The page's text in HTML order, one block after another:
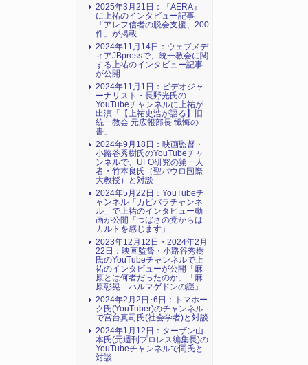
2025年3月21日：『AERA』
に上祐のインタビュー記事
「アレフ信者の脱会支援、200
件」が掲載
2024年11月14日：ウェブメデ
ィアJBpressで、統一教会に関
する上祐のインタビュー記事
が公開
2024年11月1日：ビデオジャ
ーナリスト・長野光氏の
YouTubeチャンネルに上祐が
出演「【上祐史浩が語る】旧
統一教会 元広報部長 懺悔の
書」
2024年9月18日：映画監督・
小路谷秀樹氏のYouTubeチャ
ンネルで、UFO研究の第一人
者・竹本良氏（聖パウロ国際
大教授）と対談
2024年5月22日：YouTubeチ
ャンネル「カピバラチャンネ
ル」で上祐のインタビュー動
画が公開「つばさの党からは
カルトを感じます」
2023年12月12日・2024年2月
22日：映画監督・小路谷秀樹
氏のYouTubeチャンネルで上
祐のインタビューが公開「麻
原とは何者だったのか」「麻
原彰晃 ハルマゲドンの謎」
2024年2月2日･6日：トマホー
ク氏(YouTuber)のチャンネル
で宮台真司氏(社会学者)と対談
2024年1月12日：ターザン山
本氏(元週刊プロレス編集長)の
YouTubeチャンネルで同氏と
対談